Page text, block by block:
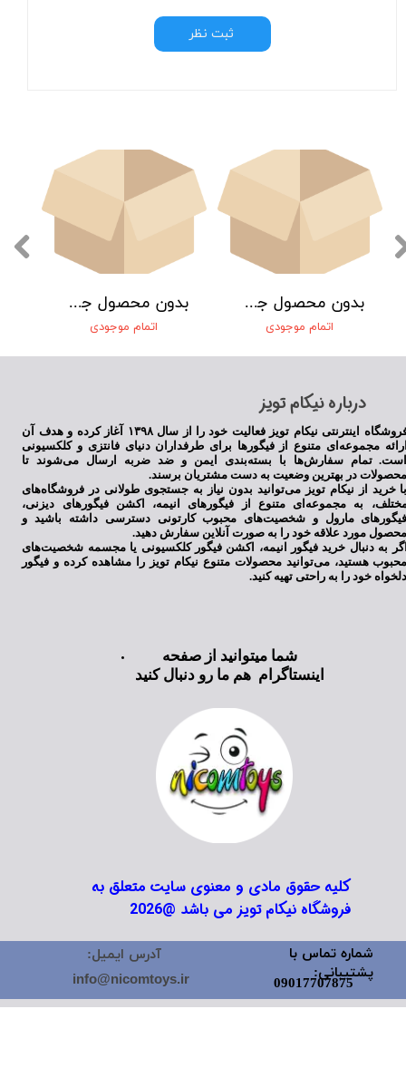
ثبت نظر
بدون محصول جهت نمایش
اتمام موجودی
بدون محصول جهت نمایش
اتمام موجودی
​درباره نیکام تویز
فروشگاه اینترنتی نیکام تویز فعالیت خود را از سال ۱۳۹۸ آغاز کرده و هدف آن
مجموعه‌ای متنوع از فیگورها برای طرفداران دنیای فانتزی و کلکسیونی
تمام سفارش‌ها با بسته‌بندی ایمن و ضد ضربه ارسال می‌شوند تا
در بهترین وضعیت به دست مشتریان برسند.
خرید از نیکام تویز می‌توانید بدون نیاز به جستجوی طولانی در فروشگاه‌های
به مجموعه‌ای متنوع از فیگورهای انیمه، اکشن فیگورهای دیزنی،
مارول و شخصیت‌های محبوب کارتونی دسترسی داشته باشید و
مورد علاقه خود را به صورت آنلاین سفارش دهید.
به دنبال خرید فیگور انیمه، اکشن فیگور کلکسیونی یا مجسمه شخصیت‌های
هستید، می‌توانید محصولات متنوع نیکام تویز را مشاهده کرده و فیگور
خود را به راحتی تهیه کنید.
کلیه حقوق مادی و معنوی سایت متعلق به
فروشگاه نیکام تویز می باشد @2026
شما میتوانید از صفحه
اینستاگرام هم ما رو دنبال کنید
شماره تماس با
پشتیبانی:
09017707875
آدرس ایمیل:
info@nicomtoys.ir